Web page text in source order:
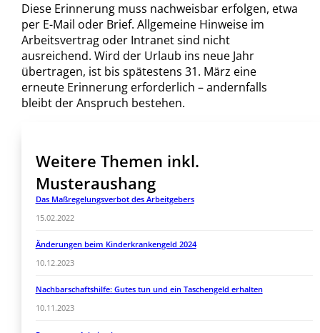
Diese Erinnerung muss nachweisbar erfolgen, etwa
per E-Mail oder Brief. Allgemeine Hinweise im
Arbeitsvertrag oder Intranet sind nicht
ausreichend. Wird der Urlaub ins neue Jahr
übertragen, ist bis spätestens 31. März eine
erneute Erinnerung erforderlich – andernfalls
bleibt der Anspruch bestehen.
Weitere Themen inkl.
Musteraushang
Das Maßregelungsverbot des Arbeitgebers
15.02.2022
Änderungen beim Kinderkrankengeld 2024
10.12.2023
Nachbarschaftshilfe: Gutes tun und ein Taschengeld erhalten
10.11.2023